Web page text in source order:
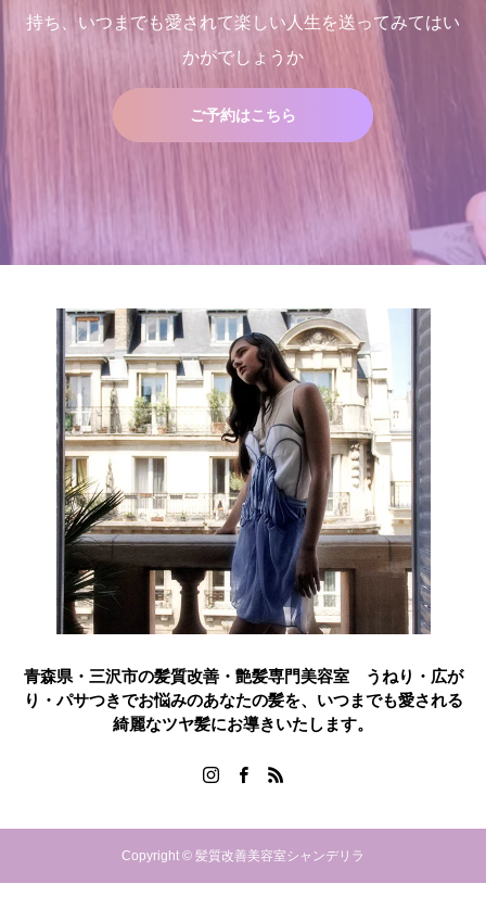
持ち、いつまでも愛されて楽しい人生を送ってみてはい
かがでしょうか
ご予約はこちら
青森県・三沢市の髪質改善・艶髪専門美容室 うねり・広が
り・パサつきでお悩みのあなたの髪を、いつまでも愛される
綺麗なツヤ髪にお導きいたします。
Copyright © 髪質改善美容室シャンデリラ